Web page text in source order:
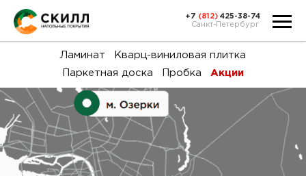
+7 (812) 425-38-74
Санкт-Петербург
Ламинат
Кварц-виниловая плитка
Паркетная доска
Пробка Акции